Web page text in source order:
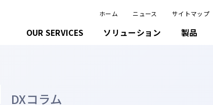
ホーム ニュース サイトマップ
OUR SERVICES ソリューション 製品
DXコラム